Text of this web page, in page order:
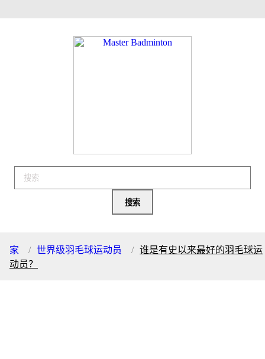
家 世界级羽毛球运动员
谁是有史以来最好的羽毛球运
动员？